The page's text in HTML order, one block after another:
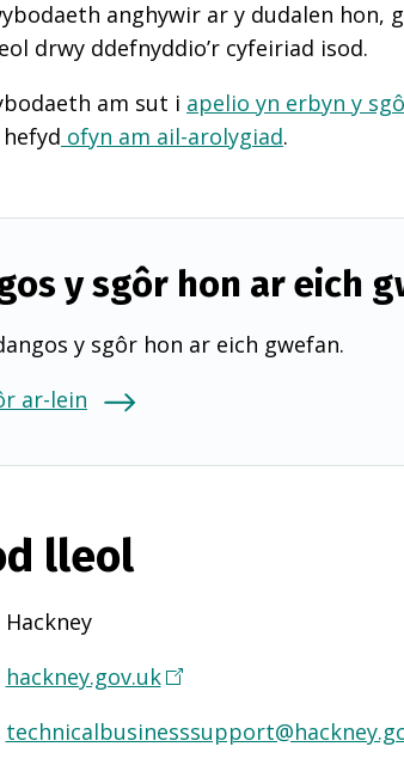
anghywir ar y dudalen hon,
drwy ddefnyddio’r cyfeiriad isod.
am sut i apelio yn erbyn y
ofyn am ail-arolygiad.
y sgôr hon ar eich
y sgôr hon ar eich gwefan.
ar-lein
lleol
Hackney
hackney.gov.uk(
n